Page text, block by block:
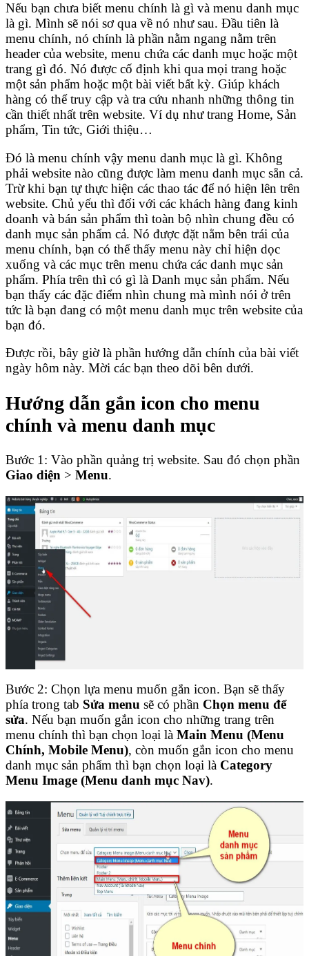
Nếu bạn chưa biết menu chính là gì và menu danh mục
là gì. Mình sẽ nói sơ qua về nó như sau. Đầu tiên là
menu chính, nó chính là phần nằm ngang nằm trên
header của website, menu chứa các danh mục hoặc một
trang gì đó. Nó được cố định khi qua mọi trang hoặc
một sản phẩm hoặc một bài viết bất kỳ. Giúp khách
hàng có thể truy cập và tra cứu nhanh những thông tin
cần thiết nhất trên website. Ví dụ như trang Home, Sản
phẩm, Tin tức, Giới thiệu…
Đó là menu chính vậy menu danh mục là gì. Không
phải website nào cũng được làm menu danh mục sẵn cả.
Trừ khi bạn tự thực hiện các thao tác để nó hiện lên trên
website. Chủ yếu thì đối với các khách hàng đang kinh
doanh và bán sản phẩm thì toàn bộ nhìn chung đều có
danh mục sản phẩm cả. Nó được đặt nằm bên trái của
menu chính, bạn có thể thấy menu này chỉ hiện dọc
xuống và các mục trên menu chứa các danh mục sản
phẩm. Phía trên thì có gì là Danh mục sản phẩm. Nếu
bạn thấy các đặc điểm nhìn chung mà mình nói ở trên
tức là bạn đang có một menu danh mục trên website của
bạn đó.
Được rồi, bây giờ là phần hướng dẫn chính của bài viết
ngày hôm này. Mời các bạn theo dõi bên dưới.
Hướng dẫn gắn icon cho menu
chính và menu danh mục
Bước 1: Vào phần quảng trị website. Sau đó chọn phần
Giao diện > Menu.
Bước 2: Chọn lựa menu muốn gắn icon. Bạn sẽ thấy
phía trong tab Sửa menu sẽ có phần Chọn menu để
sửa. Nếu bạn muốn gắn icon cho những trang trên
menu chính thì bạn chọn loại là Main Menu (Menu
Chính, Mobile Menu), còn muốn gắn icon cho menu
danh mục sản phẩm thì bạn chọn loại là Category
Menu Image (Menu danh mục Nav).